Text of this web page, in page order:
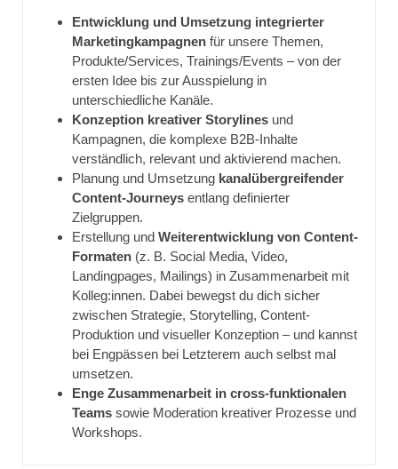
Entwicklung und Umsetzung integrierter
Marketingkampagnen für unsere Themen,
Produkte/Services, Trainings/Events – von der
ersten Idee bis zur Ausspielung in
unterschiedliche Kanäle.
Konzeption kreativer Storylines und
Kampagnen, die komplexe B2B-Inhalte
verständlich, relevant und aktivierend machen.
Planung und Umsetzung kanalübergreifender
Content-Journeys entlang definierter
Zielgruppen.
Erstellung und Weiterentwicklung von Content-
Formaten (z. B. Social Media, Video,
Landingpages, Mailings) in Zusammenarbeit mit
Kolleg:innen. Dabei bewegst du dich sicher
zwischen Strategie, Storytelling, Content-
Produktion und visueller Konzeption – und kannst
bei Engpässen bei Letzterem auch selbst mal
umsetzen.
Enge Zusammenarbeit in cross-funktionalen
Teams sowie Moderation kreativer Prozesse und
Workshops.